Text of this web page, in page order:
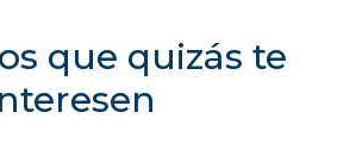
que quizás te